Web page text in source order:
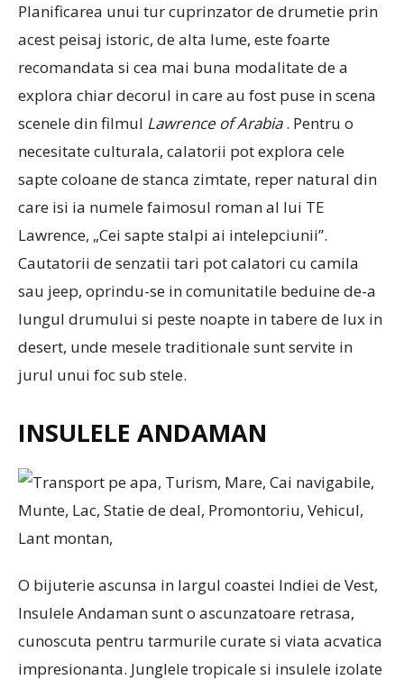
Planificarea unui tur cuprinzator de drumetie prin
acest peisaj istoric, de alta lume, este foarte
recomandata si cea mai buna modalitate de a
explora chiar decorul in care au fost puse in scena
scenele din filmul Lawrence of Arabia. Pentru o
necesitate culturala, calatorii pot explora cele
sapte coloane de stanca zimtate, reper natural din
care isi ia numele faimosul roman al lui TE
Lawrence, „Cei sapte stalpi ai intelepciunii”.
Cautatorii de senzatii tari pot calatori cu camila
sau jeep, oprindu-se in comunitatile beduine de-a
lungul drumului si peste noapte in tabere de lux in
desert, unde mesele traditionale sunt servite in
jurul unui foc sub stele.
INSULELE ANDAMAN
O bijuterie ascunsa in largul coastei Indiei de Vest,
Insulele Andaman sunt o ascunzatoare retrasa,
cunoscuta pentru tarmurile curate si viata acvatica
impresionanta. Junglele tropicale si insulele izolate